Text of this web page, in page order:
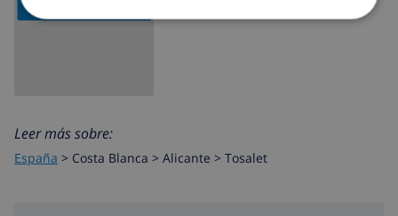
Leer más sobre:
España > Costa Blanca > Alicante > Tosalet